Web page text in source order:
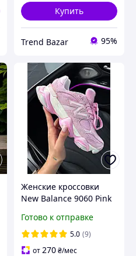
Купить
Trend Bazar 95%
Женские кроссовки
New Balance 9060 Pink
9060 розовые замша с
потертостями для
девушек
Готово к отправке
5.0 (9)
от 270₴/мес